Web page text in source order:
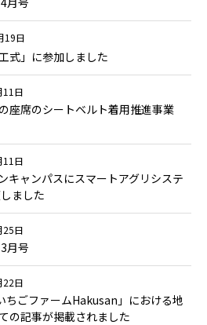
19日
式」に参加しました
11日
座席のシートベルト着用推進事業
11日
キャンパスにスマートアグリシステ
ました
25日
月号
22日
ごファームHakusan」における地
の記事が掲載されました